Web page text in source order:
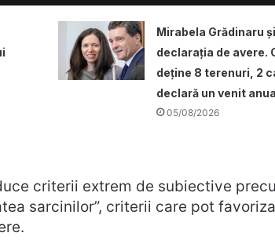
Mirabela Grădinaru
declarația de avere.
deține 8 terenuri, 2
declară un venit
05/08/2026
criterii extrem de subiective
sarcinilor”, criterii care pot